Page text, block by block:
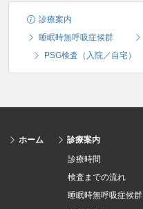
診療案内
睡眠時無呼吸症候群
PSG検査（入院／自宅）
ホーム
診療案内
診療時間
検査までの流れ
睡眠時無呼吸症候群